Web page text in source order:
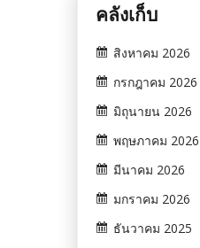
คลังเก็บ
สิงหาคม 2026
กรกฎาคม 2026
มิถุนายน 2026
พฤษภาคม 2026
มีนาคม 2026
มกราคม 2026
ธันวาคม 2025